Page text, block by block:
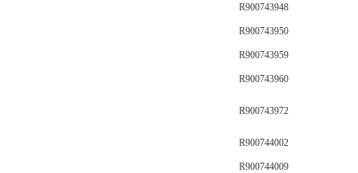
R900743948
R900743950
R900743959
R900743960
R900743972
R900744002
R900744009